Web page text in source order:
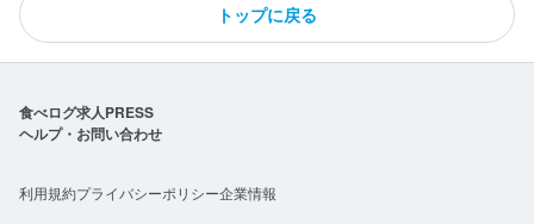
トップに戻る
食べログ求人PRESS
ヘルプ・お問い合わせ
利用規約プライバシーポリシー企業情報